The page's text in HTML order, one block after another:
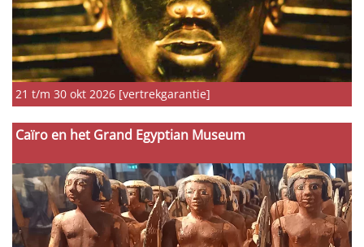
21 t/m 30 okt 2026 [vertrekgarantie]
Caïro en het Grand Egyptian Museum